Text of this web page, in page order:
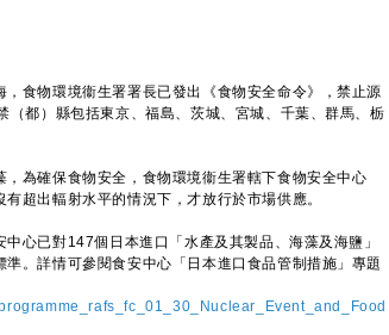
物環境衞生署署長已發出《食物安全命令》，禁止源
都）縣包括東京、福島、茨城、宮城、千葉、群馬、栃
為確保食物安全，食物環境衞生署轄下食物安全中心
超出輻射水平的情況下，才放行於市場供應。
已對147個日本進口「水產及其製品、海藻及海鹽」
。詳情可參閱食安中心「日本進口食品管制措施」專題